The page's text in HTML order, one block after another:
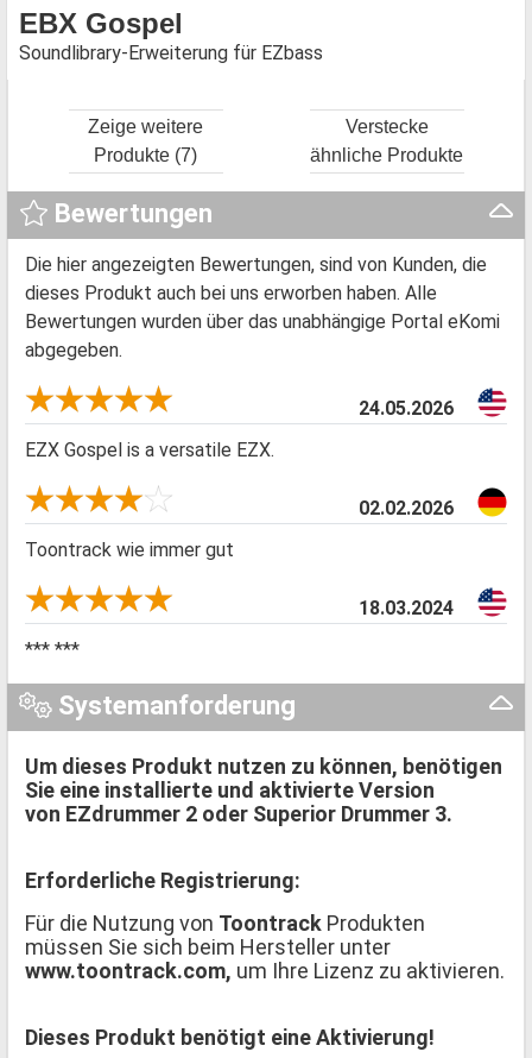
EBX Gospel
Soundlibrary-Erweiterung für EZbass
Zeige weitere
Produkte (7)
Verstecke
ähnliche Produkte
Bewertungen
Die hier angezeigten Bewertungen, sind von Kunden, die
dieses Produkt auch bei uns erworben haben. Alle
Bewertungen wurden über das unabhängige Portal eKomi
abgegeben.
24.05.2026
EZX Gospel is a versatile EZX.
02.02.2026
Toontrack wie immer gut
18.03.2024
*** ***
Systemanforderung
Um dieses Produkt nutzen zu können, benötigen
Sie eine installierte und aktivierte Version
von EZdrummer 2 oder Superior Drummer 3.
Erforderliche Registrierung:
Für die Nutzung von Toontrack Produkten
müssen Sie sich beim Hersteller unter
www.toontrack.com, um Ihre Lizenz zu aktivieren.
Dieses Produkt benötigt eine Aktivierung!